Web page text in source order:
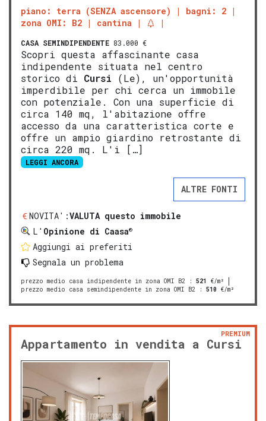
piano: terra (SENZA ascensore)
bagni: 2
zona OMI: B2
cantina
CASA SEMINDIPENDENTE 83.000 €
Scopri questa affascinante casa
indipendente situata nel centro
storico di Cursi (Le), un'opportunità
imperdibile per chi cerca un immobile
con potenziale. Con una superficie di
circa 140 mq, l'abitazione offre
accesso da una caratteristica corte e
offre un ampio giardino retrostante di
circa 220 mq. L'i […]
LEGGI ANCORA
ALTRE FONTI
NOVITA':VALUTA questo immobile
L' Opinione di Caasa®
Aggiungi ai preferiti
Segnala un problema
prezzo medio casa indipendente in zona OMI B2 : 521
€/m²
prezzo medio casa semindipendente in zona OMI B2 : 510 €/m²
Appartamento in vendita a Cursi
PREMIUM